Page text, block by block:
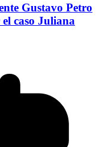
Gustavo Petro
caso Juliana